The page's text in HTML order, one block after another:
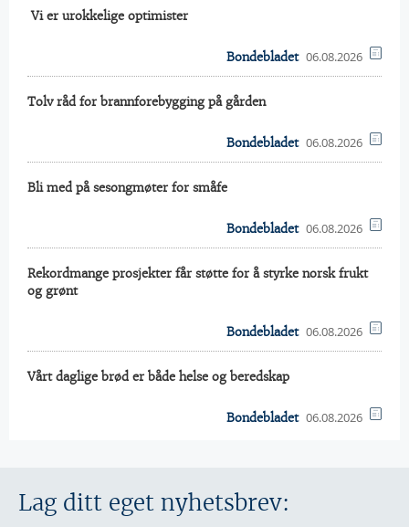
 Vi er urokkelige optimister
Bondebladet 06.08.2026
Tolv råd for brannforebygging på gården
Bondebladet 06.08.2026
Bli med på sesongmøter for småfe
Bondebladet 06.08.2026
Rekordmange prosjekter får støtte for å styrke norsk frukt
og grønt
Bondebladet 06.08.2026
Vårt daglige brød er både helse og beredskap
Bondebladet 06.08.2026
Lag ditt eget nyhetsbrev: